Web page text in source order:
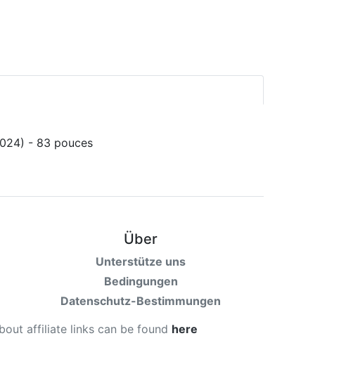
Über
Unterstütze uns
Bedingungen
Datenschutz-Bestimmungen
affiliate links can be found here